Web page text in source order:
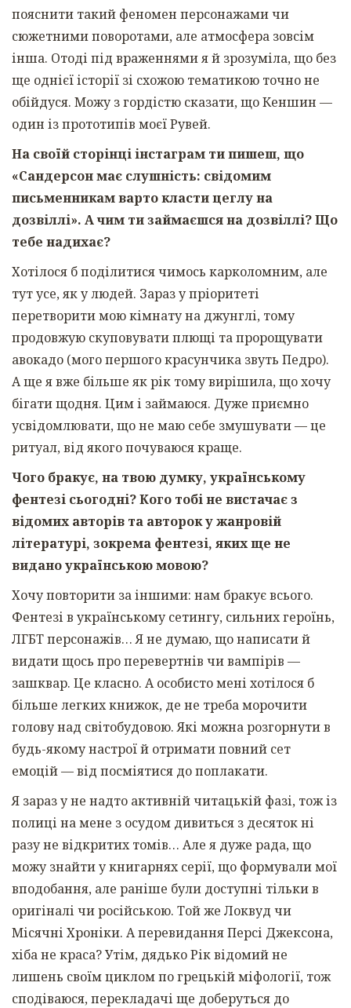
пояснити такий феномен персонажами чи
сюжетними поворотами, але атмосфера зовсім
інша. Отоді під враженнями я й зрозуміла, що без
ще однієї історії зі схожою тематикою точно не
обійдуся. Можу з гордістю сказати, що Кеншин —
один із прототипів моєї Рувей.
На своїй сторінці інстаграм ти пишеш, що
«Сандерсон має слушність: свідомим
письменникам варто класти цеглу на
дозвіллі». А чим ти займаєшся на дозвіллі? Що
тебе надихає?
Хотілося б поділитися чимось карколомним, але
тут усе, як у людей. Зараз у пріоритеті
перетворити мою кімнату на джунглі, тому
продовжую скуповувати плющі та пророщувати
авокадо (мого першого красунчика звуть Педро).
А ще я вже більше як рік тому вирішила, що хочу
бігати щодня. Цим і займаюся. Дуже приємно
усвідомлювати, що не маю себе змушувати — це
ритуал, від якого почуваюся краще.
Чого бракує, на твою думку, українському
фентезі сьогодні? Кого тобі не вистачає з
відомих авторів та авторок у жанровій
літературі, зокрема фентезі, яких ще не
видано українською мовою?
Хочу повторити за іншими: нам бракує всього.
Фентезі в українському сетингу, сильних героїнь,
ЛГБТ персонажів… Я не думаю, що написати й
видати щось про перевертнів чи вампірів —
зашквар. Це класно. А особисто мені хотілося б
більше легких книжок, де не треба морочити
голову над світобудовою. Які можна розгорнути в
будь-якому настрої й отримати повний сет
емоцій — від посміятися до поплакати.
Я зараз у не надто активній читацькій фазі, тож із
полиці на мене з осудом дивиться з десяток ні
разу не відкритих томів… Але я дуже рада, що
можу знайти у книгарнях серії, що формували мої
вподобання, але раніше були доступні тільки в
оригіналі чи російською. Той же Локвуд чи
Місячні Хроніки. А перевидання Персі Джексона,
хіба не краса? Утім, дядько Рік відомий не
лишень своїм циклом по грецькій міфології, тож
сподіваюся, перекладачі ще доберуться до